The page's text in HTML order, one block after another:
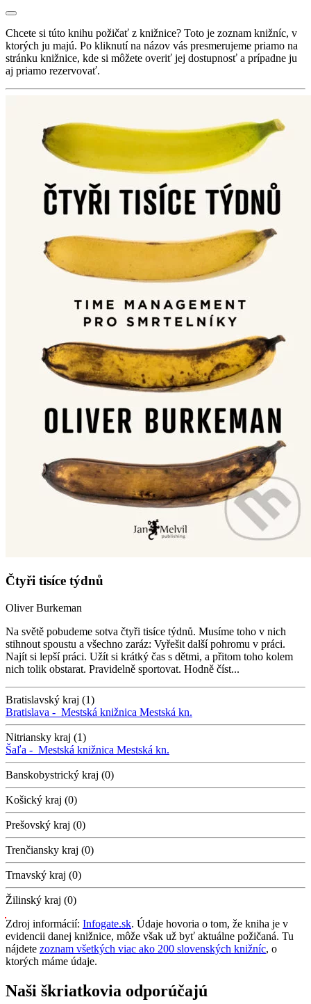
Chcete si túto knihu požičať z knižnice? Toto je zoznam knižníc, v
ktorých ju majú. Po kliknutí na názov vás presmerujeme priamo na
stránku knižnice, kde si môžete overiť jej dostupnosť a prípadne ju
aj priamo rezervovať.
Čtyři tisíce týdnů
Oliver Burkeman
Na světě pobudeme sotva čtyři tisíce týdnů. Musíme toho v nich
stihnout spoustu a všechno zaráz: Vyřešit další pohromu v práci.
Najít si lepší práci. Užít si krátký čas s dětmi, a přitom toho kolem
nich tolik obstarat. Pravidelně sportovat. Hodně číst...
Bratislavský kraj (1)
Bratislava - Mestská knižnica Mestská kn.
Nitriansky kraj (1)
Šaľa - Mestská knižnica Mestská kn.
Banskobystrický kraj (0)
Košický kraj (0)
Prešovský kraj (0)
Trenčiansky kraj (0)
Trnavský kraj (0)
Žilinský kraj (0)
Zdroj informácií: Infogate.sk. Údaje hovoria o tom, že kniha je v
evidencii danej knižnice, môže však už byť aktuálne požičaná. Tu
nájdete zoznam všetkých viac ako 200 slovenských knižníc, o
ktorých máme údaje.
Naši škriatkovia odporúčajú